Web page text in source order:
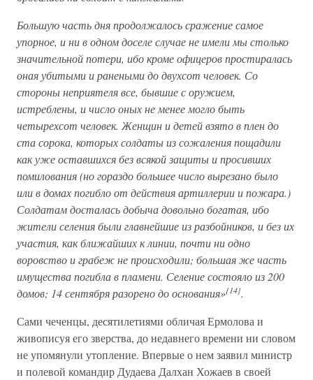
Большую часть дня продолжалось сражение самое
упорное, и ни в одном доселе случае не имели мы столько
значительной потери, ибо кроме офицеров простиралась
оная убитыми и ранеными до двухсот человек. Со
стороны неприятеля все, бывшие с оружием,
истреблены, и число оных не менее могло быть
четырехсот человек. Женщин и детей взято в плен до
ста сорока, которых солдаты из сожаления пощадили
как уже оставшихся без всякой защиты и просивших
помилования (но гораздо большее число вырезано было
или в домах погибло от действия артиллерии и пожара.)
Солдатам досталась добыча довольно богатая, ибо
жители селения были главнейшие из разбойников, и без их
участия, как ближайших к линии, почти ни одно
воровство и грабеж не происходили; большая же часть
имущества погибла в пламени. Селение состояло из 200
домов; 14 сентября разорено до основания»{14}.
Сами чеченцы, десятилетиями обличая Ермолова и
живописуя его зверства, до недавнего времени ни словом
не упомянули утопление. Впервые о нем заявил министр
и полевой командир Дудаева Далхан Хожаев в своей